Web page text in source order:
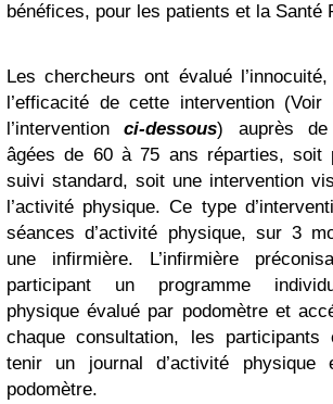
bénéfices, pour les patients et la Santé
Les chercheurs ont évalué
l’efficacité de cette intervention (Voir
l’interventionci-dessous) auprès de
âgées de 60 à 75 ans réparties, soit
suivi standard, soit une intervention
l’activité physique. Ce type
séances d’activité physique, sur 3
une infirmière. L’infirmière
participant un programme
physique évalué par podomètre et
chaque consultation, les
tenir un journal d’activité
podomètre.